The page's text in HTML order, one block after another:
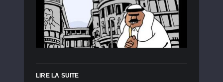
LIRE LA SUITE